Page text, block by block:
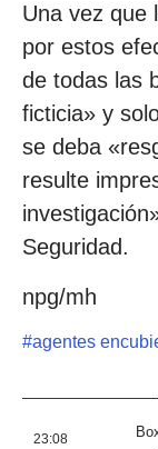
Una vez que
por estos
de todas las
ficticia» y
se deba
resulte
Seguridad.
npg/mh
#agentes
23:08